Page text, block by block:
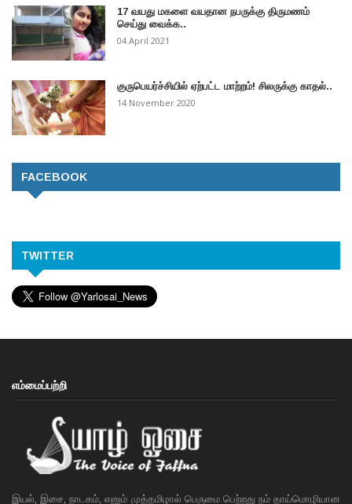
17 வயது மகளை வயதான நபருக்கு திருமணம்
செய்து வைக்க..
04 April 2021
குருபெயர்ச்சியில் ஏற்பட்ட மாற்றம்! சிலருக்கு காதல்..
14 November 2020
FACEBOOK
TWITTER
எம்மைப்பற்றி
இயல், இசை, நாடகம், எனும் முத்தமிழால் பெருமை பெற்றது நம் தாய்மொழியான